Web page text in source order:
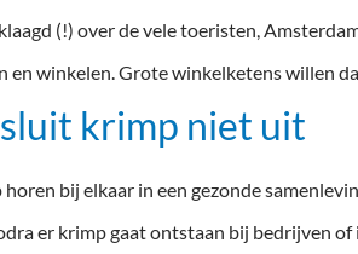
(!) over de vele toeristen,
en winkelen. Grote winkelketens willen
krimp niet uit
bij elkaar in een gezonde
er krimp gaat ontstaan bij bedrijven